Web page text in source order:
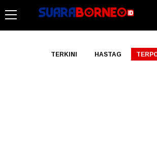
TERKINI HASTAG